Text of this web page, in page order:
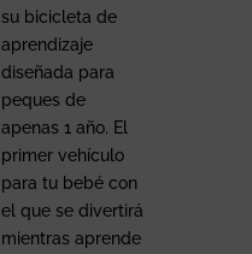
su bicicleta de
aprendizaje
diseñada para
peques de
apenas 1 año. El
primer vehículo
para tu bebé con
el que se divertirá
mientras aprende